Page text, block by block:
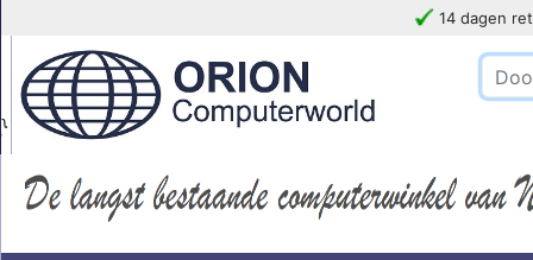
14 dagen
!!!!! LET
}